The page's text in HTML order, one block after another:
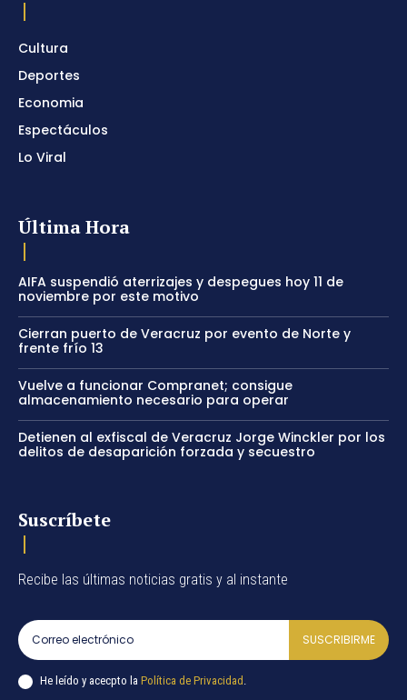
Cultura
Deportes
Economia
Espectáculos
Lo Viral
Última Hora
AIFA suspendió aterrizajes y despegues hoy 11 de
noviembre por este motivo
Cierran puerto de Veracruz por evento de Norte y
frente frío 13
Vuelve a funcionar Compranet; consigue
almacenamiento necesario para operar
Detienen al exfiscal de Veracruz Jorge Winckler por los
delitos de desaparición forzada y secuestro
Suscríbete
Recibe las últimas noticias gratis y al instante
SUSCRIBIRME
He leído y acecpto la Política de Privacidad .